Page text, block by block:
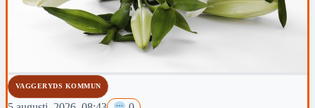
VAGGERYDS KOMMUN